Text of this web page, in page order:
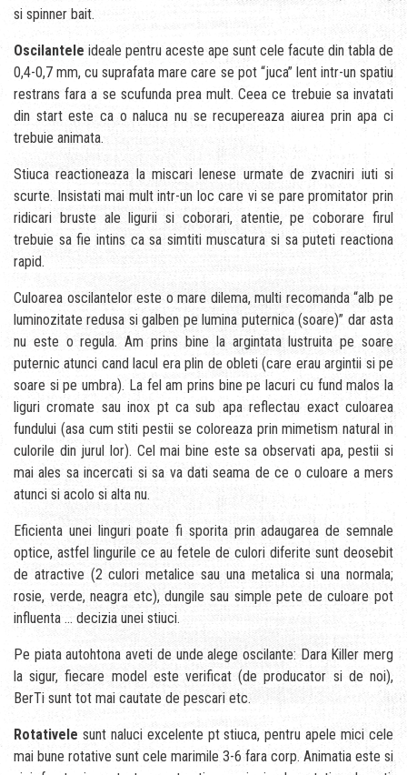
si spinner bait.
Oscilantele ideale pentru aceste ape sunt cele facute din tabla de
0,4-0,7 mm, cu suprafata mare care se pot “juca” lent intr-un spatiu
restrans fara a se scufunda prea mult. Ceea ce trebuie sa invatati
din start este ca o naluca nu se recupereaza aiurea prin apa ci
trebuie animata.
Stiuca reactioneaza la miscari lenese urmate de zvacniri iuti si
scurte. Insistati mai mult intr-un loc care vi se pare promitator prin
ridicari bruste ale ligurii si coborari, atentie, pe coborare firul
trebuie sa fie intins ca sa simtiti muscatura si sa puteti reactiona
rapid.
Culoarea oscilantelor este o mare dilema, multi recomanda “alb pe
luminozitate redusa si galben pe lumina puternica (soare)” dar asta
nu este o regula. Am prins bine la argintata lustruita pe soare
puternic atunci cand lacul era plin de obleti (care erau argintii si pe
soare si pe umbra). La fel am prins bine pe lacuri cu fund malos la
liguri cromate sau inox pt ca sub apa reflectau exact culoarea
fundului (asa cum stiti pestii se coloreaza prin mimetism natural in
culorile din jurul lor). Cel mai bine este sa observati apa, pestii si
mai ales sa incercati si sa va dati seama de ce o culoare a mers
atunci si acolo si alta nu.
Eficienta unei linguri poate fi sporita prin adaugarea de semnale
optice, astfel lingurile ce au fetele de culori diferite sunt deosebit
de atractive (2 culori metalice sau una metalica si una normala;
rosie, verde, neagra etc), dungile sau simple pete de culoare pot
influenta … decizia unei stiuci.
Pe piata autohtona aveti de unde alege oscilante: Dara Killer merg
la sigur, fiecare model este verificat (de producator si de noi),
BerTi sunt tot mai cautate de pescari etc.
Rotativele sunt naluci excelente pt stiuca, pentru apele mici cele
mai bune rotative sunt cele marimile 3-6 fara corp. Animatia este si